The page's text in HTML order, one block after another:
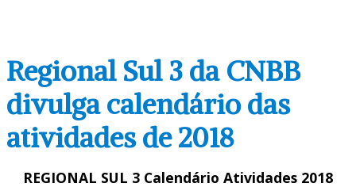
Regional Sul 3 da CNBB
divulga calendário das
atividades de 2018
REGIONAL SUL 3 Calendário Atividades 2018